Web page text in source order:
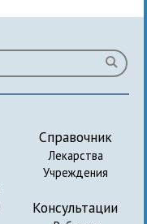
Справочник
Лекарства
Учреждения
Консультации